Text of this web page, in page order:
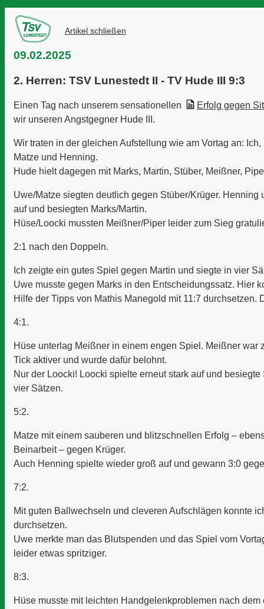
Artikel schließen
09.02.2025
2. Herren: TSV Lunestedt II - TV Hude III 9:3
Einen Tag nach unserem sensationellen Erfolg gegen
wir unseren Angstgegner Hude III.
Wir traten in der gleichen Aufstellung wie am Vortag an:
Matze und Henning.
Hude hielt dagegen mit Marks, Martin, Stüber, Meißner,
Uwe/Matze siegten deutlich gegen Stüber/Krüger. Henning
auf und besiegten Marks/Martin.
Hüse/Loocki mussten Meißner/Piper leider zum Sieg
2:1 nach den Doppeln.
Ich zeigte ein gutes Spiel gegen Martin und siegte in vier
Uwe musste gegen Marks in den Entscheidungssatz. Hier
Hilfe der Tipps von Mathis Manegold mit 11:7 durchsetzen.
4:1.
Hüse unterlag Meißner in einem engen Spiel. Meißner war
Tick aktiver und wurde dafür belohnt.
Nur der Loocki! Loocki spielte erneut stark auf und
vier Sätzen.
5:2.
Matze mit einem sauberen und blitzschnellen Erfolg –
Beinarbeit – gegen Krüger.
Auch Henning spielte wieder groß auf und gewann 3:0
7:2.
Mit guten Ballwechseln und cleveren Aufschlägen konnte
durchsetzen.
Uwe merkte man das Blutspenden und das Spiel vom
leider etwas spritziger.
8:3.
Hüse musste mit leichten Handgelenkproblemen nach